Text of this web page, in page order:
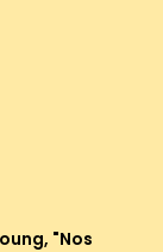
"Nos